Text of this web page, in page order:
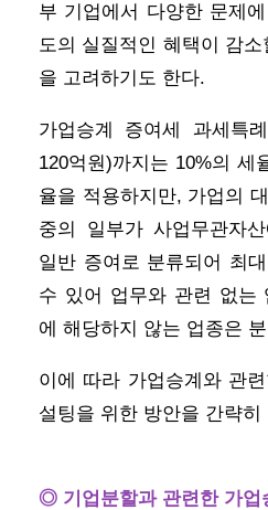
부 기업에서 다양한 문제
도의 실질적인 혜택이 감
을 고려하기도 한다.
가업승계 증여세 과세특
120억원)까지는 10%의 세
율을 적용하지만, 가업의
중의 일부가 사업무관자
일반 증여로 분류되어 최
수 있어 업무와 관련 없는
에 해당하지 않는 업종은
이에 따라 가업승계와 관
설팅을 위한 방안을 간략히
◎ 기업분할과 관련한 가업